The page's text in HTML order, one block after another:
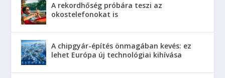
A rekordhőség próbára teszi az
okostelefonokat is
A chipgyár-építés önmagában kevés: ez
lehet Európa új technológiai kihívása